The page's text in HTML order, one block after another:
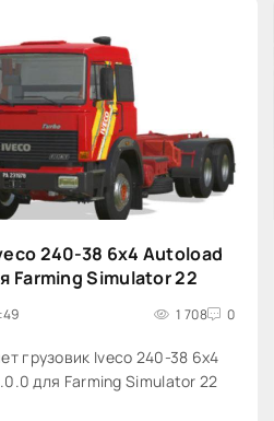
240-38 6x4 Autoload
Farming Simulator 22
1 708 0
грузовик Iveco 240-38 6x4
для Farming Simulator 22